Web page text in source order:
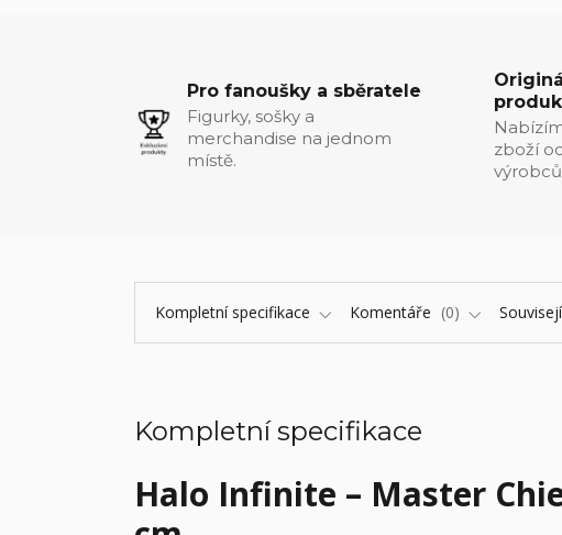
Pro fanoušky a sběratele
Figurky, sošky a
merchandise na jednom
místě.
zboží
Kompletní specifikace Komentáře 0
Kompletní specifikace
Halo Infinite – Master